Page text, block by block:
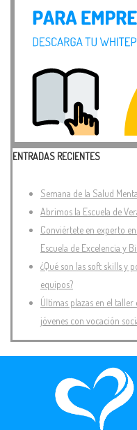
ENTRADAS RECIENTES
Semana de la Salud
Abrimos la Escuela de
Conviértete en experto
Escuela de Excelencia y
¿Qué son las soft skills y
equipos?
Últimas plazas en el
jóvenes con vocación